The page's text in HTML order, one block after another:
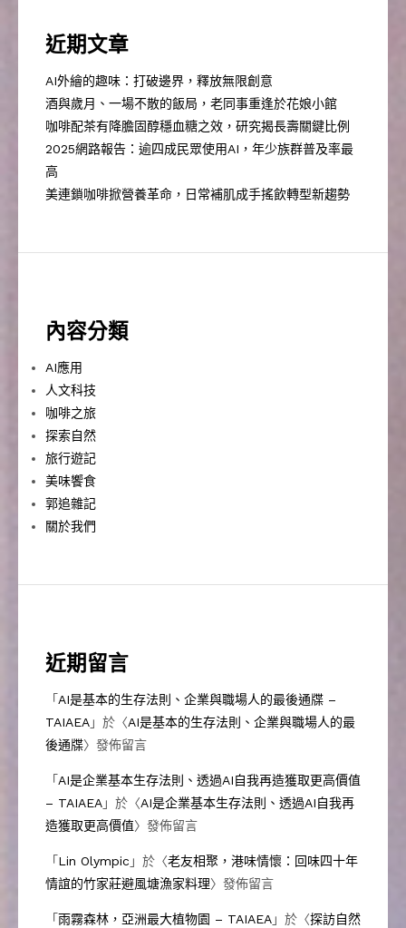
近期文章
AI外繪的趣味：打破邊界，釋放無限創意
酒與歲月、一場不散的飯局，老同事重逢於花娘小館
咖啡配茶有降膽固醇穩血糖之效，研究揭長壽關鍵比例
2025網路報告：逾四成民眾使用AI，年少族群普及率最
高
美連鎖咖啡掀營養革命，日常補肌成手搖飲轉型新趨勢
內容分類
AI應用
人文科技
咖啡之旅
探索自然
旅行遊記
美味饗食
郭追雜記
關於我們
近期留言
「 AI是基本的生存法則、企業與職場人的最後通牒 –
TAIAEA」於〈AI是基本的生存法則、企業與職場人的最
後通牒〉發佈留言
「 AI是企業基本生存法則、透過AI自我再造獲取更高價值
– TAIAEA」於〈AI是企業基本生存法則、透過AI自我再
造獲取更高價值〉發佈留言
「 Lin Olympic 」於〈老友相聚，港味情懷：回味四十年
情誼的竹家莊避風塘漁家料理〉發佈留言
「雨霧森林，亞洲最大植物園 – TAIAEA」於〈探訪自然